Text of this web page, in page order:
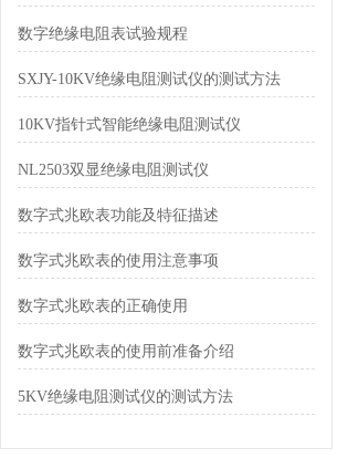
数字绝缘电阻表试验规程
SXJY-10KV绝缘电阻测试仪的测试方法
10KV指针式智能绝缘电阻测试仪
NL2503双显绝缘电阻测试仪
数字式兆欧表功能及特征描述
数字式兆欧表的使用注意事项
数字式兆欧表的正确使用
数字式兆欧表的使用前准备介绍
5KV绝缘电阻测试仪的测试方法